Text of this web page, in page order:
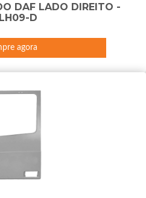
DAF LADO DIREITO -
D
agora